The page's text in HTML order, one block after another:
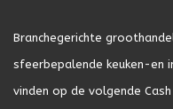
Branchegerichte
sfeerbepalende keuken-en
vinden op de volgende